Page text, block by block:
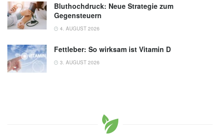
Bluthochdruck: Neue Strategie zum
Gegensteuern
4. AUGUST 2026
Fettleber: So wirksam ist Vitamin D
3. AUGUST 2026